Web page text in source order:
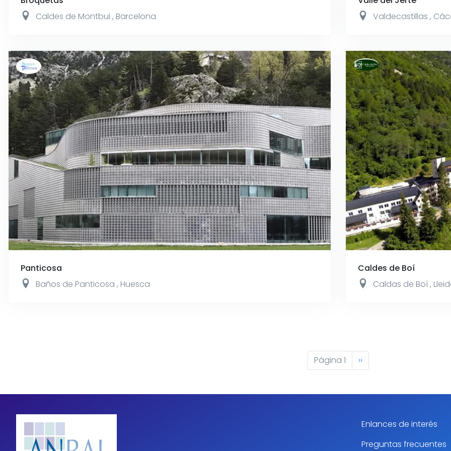
Caldes de Montbui , Barcelona
Valdecastillas ,
Panticosa
Baños de Panticosa , Huesca
Caldes de Boí
Caldas de Boí,
Página 1
Siguiente
página
››
Enlances de interés
Preguntas frecuentes